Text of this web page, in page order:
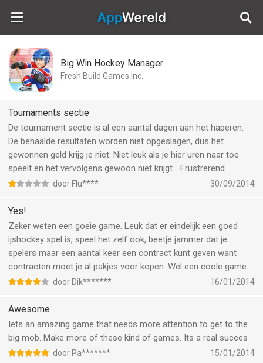
AppWereld
Big Win Hockey Manager
Fresh Build Games Inc.
Tournaments sectie
De tournament sectie is al een aantal dagen aan het haperen.
De behaalde resultaten worden niet opgeslagen, dus het
gewonnen geld krijg je niet. Niet leuk als je hier uren naar toe
speelt en het vervolgens gewoon niet krijgt... Frustrerend
door Flu**** 30/09/2014
Yes!
Zeker weten een goeie game. Leuk dat er eindelijk een goed
ijshockey spel is, speel het zelf ook, beetje jammer dat je
spelers maar een aantal keer een contract kunt geven want
contracten moet je al pakjes voor kopen. Wel een coole game.
door Dik******* 16/01/2014
Awesome
Iets an amazing game that needs more attention to get to the
big mob. Make more of these kind of games. Its a real succes
door Pa******* 15/01/2014